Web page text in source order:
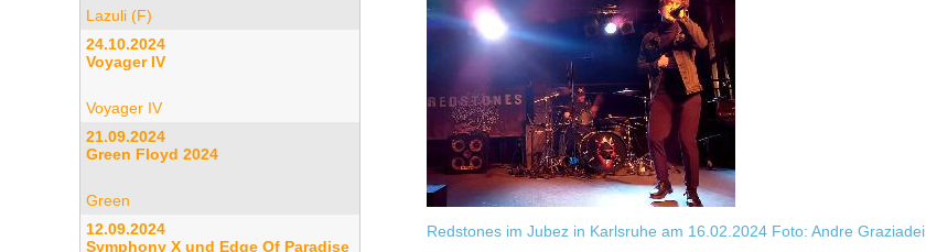
Lazuli (F)
24.10.2024
Voyager IV
Voyager IV
21.09.2024
Green Floyd 2024
Green
12.09.2024
Symphony X und Edge Of Paradise
Redstones im Jubez in Karlsruhe am 16.02.2024 Foto: Andre Graziadei